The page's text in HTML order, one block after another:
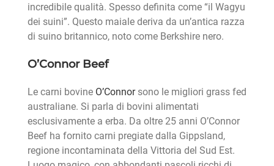
incredibile qualità. Spesso definita come “il Wagyu
dei suini”. Questo maiale deriva da un’antica razza
di suino britannico, noto come Berkshire nero.
O’Connor Beef
Le carni bovine O’Connorsono le migliori grass fed
australiane. Si parla di bovini alimentati
esclusivamente a erba. Da oltre 25 anni O’Connor
Beef ha fornito carni pregiate dalla Gippsland,
regione incontaminata della Vittoria del Sud Est.